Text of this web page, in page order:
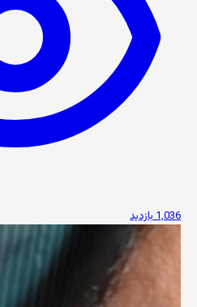
1,036 بازدید